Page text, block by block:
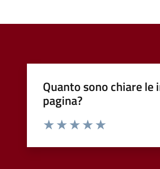
Quanto sono chiare
pagina?
Valuta da 1 a 5 stelle la pagina